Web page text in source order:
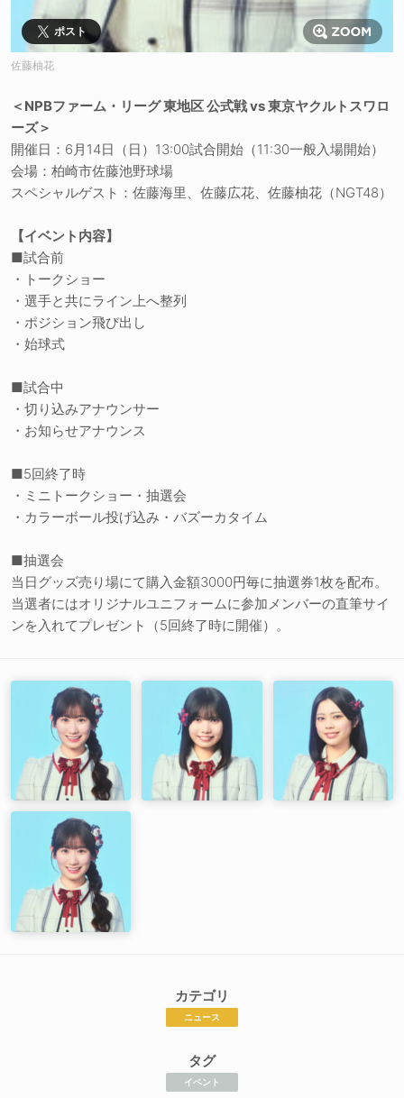
ポスト
佐藤柚花
＜NPBファーム・リーグ 東地区 公式戦 vs 東京ヤクルトスワロ
ーズ＞
開催日：6月14日（日）13:00試合開始（11:30一般入場開始）
会場：柏崎市佐藤池野球場
スペシャルゲスト：佐藤海里、佐藤広花、佐藤柚花（NGT48）
【イベント内容】
■試合前
・トークショー
・選手と共にライン上へ整列
・ポジション飛び出し
・始球式
■試合中
・切り込みアナウンサー
・お知らせアナウンス
■5回終了時
・ミニトークショー・抽選会
・カラーボール投げ込み・バズーカタイム
■抽選会
当日グッズ売り場にて購入金額3000円毎に抽選券1枚を配布。
当選者にはオリジナルユニフォームに参加メンバーの直筆サイ
ンを入れてプレゼント（5回終了時に開催）。
カテゴリ
ニュース
タグ
イベント